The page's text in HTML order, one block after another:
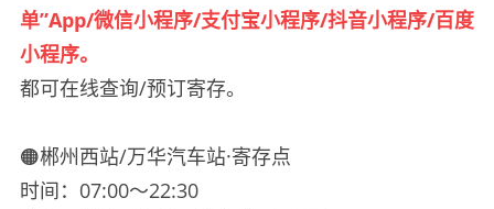
单”App/微信小程序/支付宝小程序/抖音小程序/百度
小程序。
都可在线查询/预订寄存。️
🟠郴州西站/万华汽车站·寄存点
时间：07:00～22:30